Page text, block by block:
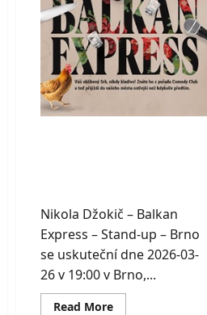
Nikola Džokič – Balkan
Express – Stand-up – Brno
se uskuteční dne 2026-03-
26 v 19:00 v Brno,...
Read MoreRead